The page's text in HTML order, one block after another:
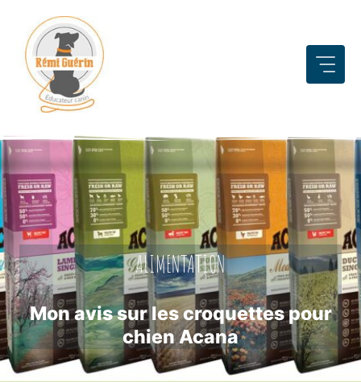
contenu
ALIMENTATION
Mon avis sur les croquettes pour
chien Acana